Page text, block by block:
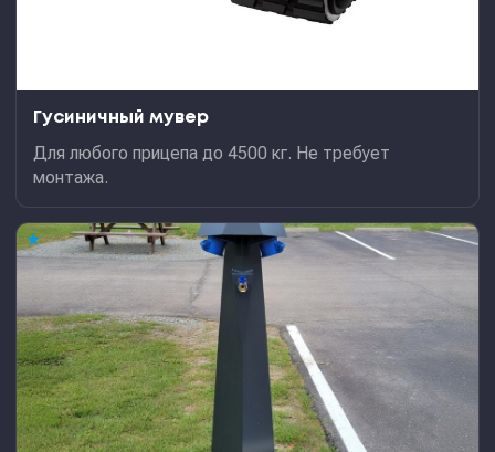
Гусиничный мувер
Для любого прицепа до 4500 кг. Не требует
монтажа.
★